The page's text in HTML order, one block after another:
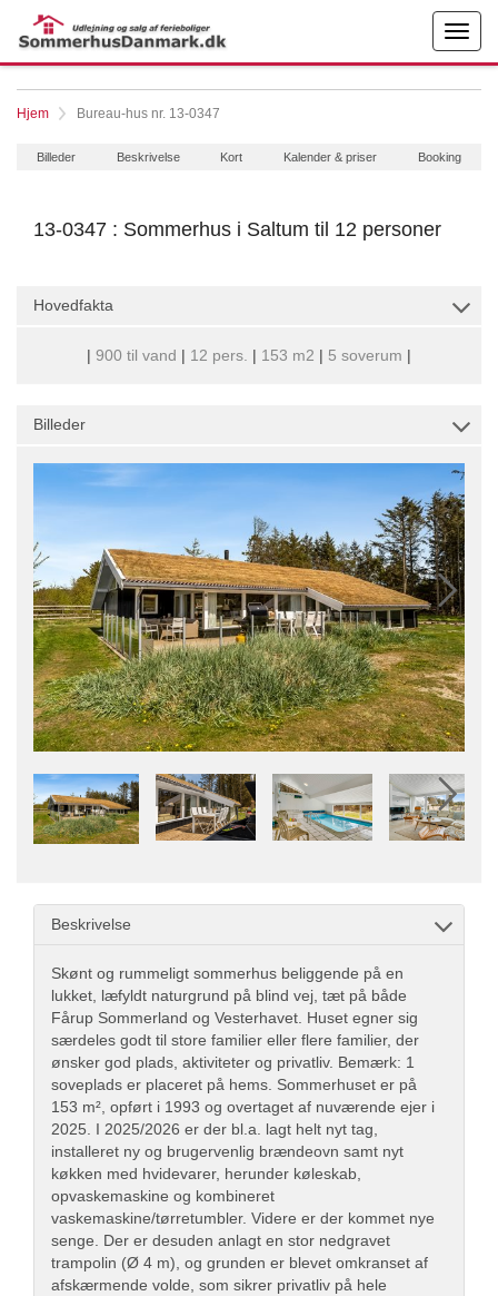
Hjem Bureau-hus nr. 13-0347
Billeder Beskrivelse Kort Kalender & priser Booking
13-0347 : Sommerhus i Saltum til 12 personer
Hovedfakta
| 900 til vand | 12 pers. | 153 m2 | 5 soverum |
Billeder
Beskrivelse
Skønt og rummeligt sommerhus beliggende på en
lukket, læfyldt naturgrund på blind vej, tæt på både
Fårup Sommerland og Vesterhavet. Huset egner sig
særdeles godt til store familier eller flere familier, der
ønsker god plads, aktiviteter og privatliv. Bemærk: 1
soveplads er placeret på hems. Sommerhuset er på
153 m², opført i 1993 og overtaget af nuværende ejer i
2025. I 2025/2026 er der bl.a. lagt helt nyt tag,
installeret ny og brugervenlig brændeovn samt nyt
køkken med hvidevarer, herunder køleskab,
opvaskemaskine og kombineret
vaskemaskine/tørretumbler. Videre er der kommet nye
senge. Der er desuden anlagt en stor nedgravet
trampolin (Ø 4 m), og grunden er blevet omkranset af
afskærmende volde, som sikrer privatliv på hele